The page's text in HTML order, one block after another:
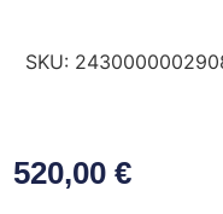
SKU:
520,00 €